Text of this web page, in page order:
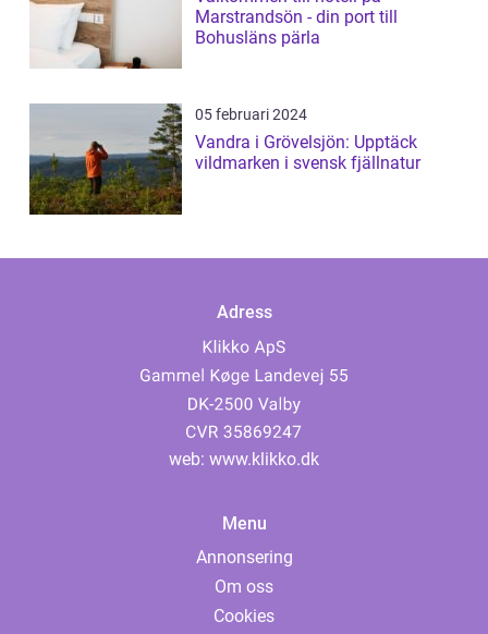
Marstrandsön - din port till
Bohusläns pärla
05 februari 2024
Vandra i Grövelsjön: Upptäck
vildmarken i svensk fjällnatur
Adress
web: www.klikko.dk
Menu
Annonsering
Om oss
Cookies